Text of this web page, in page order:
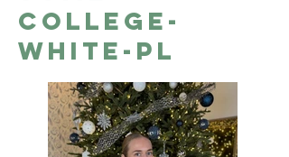
College-
White-PL